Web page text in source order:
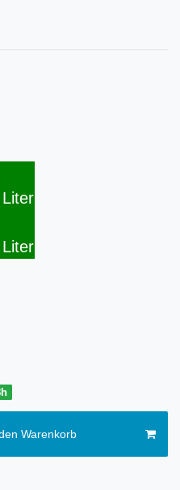
Warenkorb